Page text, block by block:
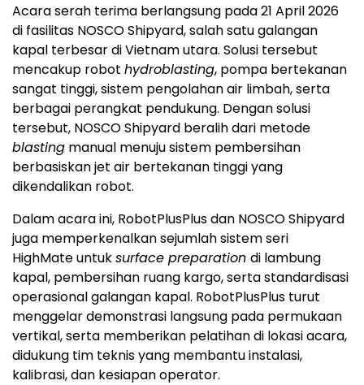
Acara serah terima berlangsung pada 21 April 2026
di fasilitas NOSCO Shipyard, salah satu galangan
kapal terbesar di Vietnam utara. Solusi tersebut
mencakup robot hydroblasting, pompa bertekanan
sangat tinggi, sistem pengolahan air limbah, serta
berbagai perangkat pendukung. Dengan solusi
tersebut, NOSCO Shipyard beralih dari metode
blasting manual menuju sistem pembersihan
berbasiskan jet air bertekanan tinggi yang
dikendalikan robot.
Dalam acara ini, RobotPlusPlus dan NOSCO Shipyard
juga memperkenalkan sejumlah sistem seri
HighMate untuksurface preparation di lambung
kapal, pembersihan ruang kargo, serta standardisasi
operasional galangan kapal. RobotPlusPlus turut
menggelar demonstrasi langsung pada permukaan
vertikal, serta memberikan pelatihan di lokasi acara,
didukung tim teknis yang membantu instalasi,
kalibrasi, dan kesiapan operator.